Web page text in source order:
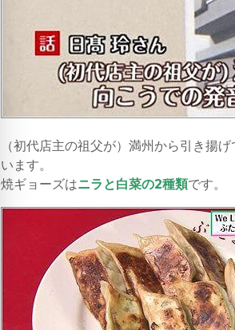
（初代店主の祖父が）満州から引き揚
います。
焼ギョーズはニラと白菜の2種類です。